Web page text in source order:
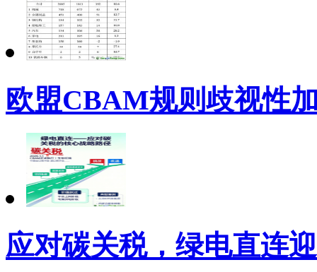
欧盟CBAM规则歧视性
应对碳关税，绿电直连